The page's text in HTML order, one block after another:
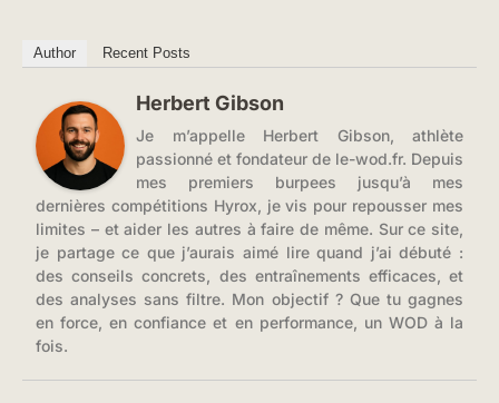
Author Recent Posts
Herbert Gibson
Je m’appelle Herbert Gibson, athlète
passionné et fondateur de le-wod.fr. Depuis
mes premiers burpees jusqu’à mes
dernières compétitions Hyrox, je vis pour repousser mes
limites – et aider les autres à faire de même. Sur ce site,
je partage ce que j’aurais aimé lire quand j’ai débuté :
des conseils concrets, des entraînements efficaces, et
des analyses sans filtre. Mon objectif ? Que tu gagnes
en force, en confiance et en performance, un WOD à la
fois.